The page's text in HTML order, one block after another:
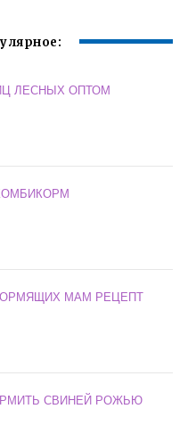
ЛЕСНЫХ ОПТОМ
КОМБИКОРМ
МАМ РЕЦЕПТ
СВИНЕЙ РОЖЬЮ